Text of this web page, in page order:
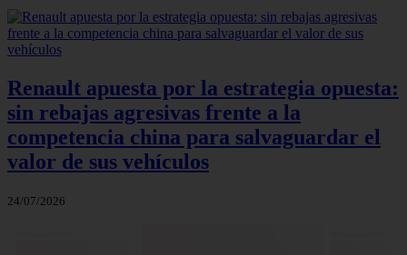
Renault apuesta por la estrategia opuesta:
sin rebajas agresivas frente a la
competencia china para salvaguardar el
valor de sus vehículos
24/07/2026